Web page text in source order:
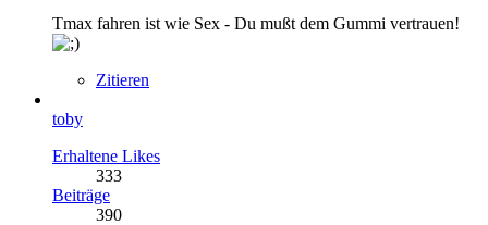
Tmax fahren ist wie Sex - Du mußt dem Gummi vertrauen!
Zitieren
toby
Erhaltene Likes
333
Beiträge
390